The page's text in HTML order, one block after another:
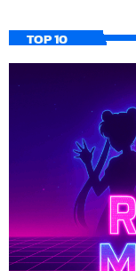
TOP 10